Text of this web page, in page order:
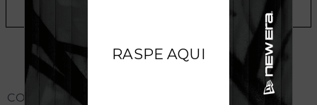
ADICIONAR A LISTA DE DESEJOS
CONHEÇA O MODELO DO BONÉ